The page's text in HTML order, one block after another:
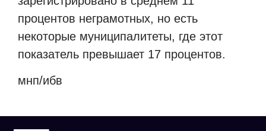
процентов неграмотных, но есть
некоторые муниципалитеты, где этот
показатель превышает 17 процентов.
мнп/ибв